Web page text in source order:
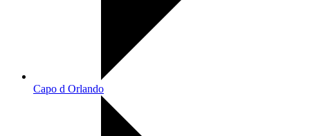
Capo d Orlando